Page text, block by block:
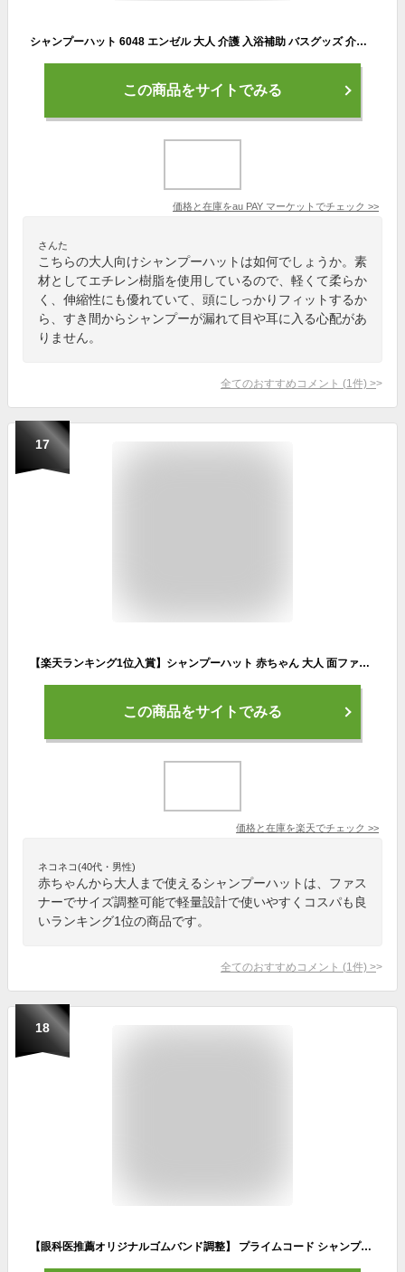
シャンプーハット 6048 エンゼル 大人 介護 入浴補助 バスグッズ 介護用品
この商品をサイトでみる
価格と在庫をau PAY マーケット でチェック >>
さんた
こちらの大人向けシャンプーハットは如何でしょうか。素
材としてエチレン樹脂を使用しているので、軽くて柔らか
く、伸縮性にも優れていて、頭にしっかりフィットするか
ら、すき間からシャンプーが漏れて目や耳に入る心配があ
りません。
全てのおすすめコメント (1 件) >
17
【楽天ランキング1位入賞】シャンプーハット 赤ちゃん 大人 面ファスナーサイズ調整可能 軽量 介護( ベージュ)
この商品をサイトでみる
価格と在庫を楽天でチェック >>
ネコネコ(40代・男性)
赤ちゃんから大人まで使えるシャンプーハットは、ファス
ナーでサイズ調整可能で軽量設計で使いやすくコスパも良
いランキング1位の商品です。
全てのおすすめコメント (1 件) >
18
【眼科医推薦オリジナルゴムバンド調整】 プライムコード シャンプーハット 大人用 子供用 介護 幼児 赤ちゃん ピッタリフィット 軽量